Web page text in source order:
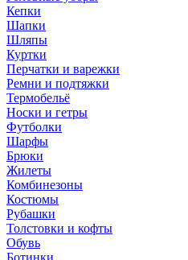
Кепки
Шапки
Шляпы
Куртки
Перчатки и варежки
Ремни и подтяжки
Термобельё
Носки и гетры
Футболки
Шарфы
Брюки
Жилеты
Комбинезоны
Костюмы
Рубашки
Толстовки и кофты
Обувь
Ботинки